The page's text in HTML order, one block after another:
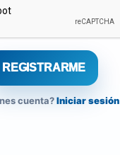
cuenta?Iniciar sesión